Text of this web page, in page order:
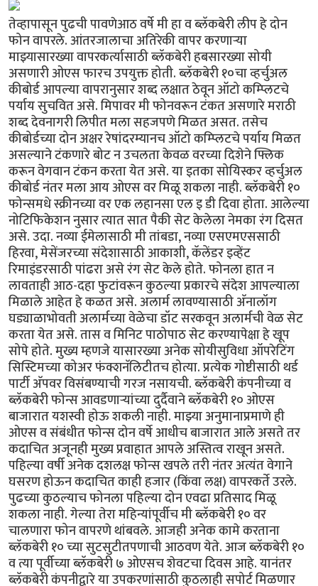
तेव्हापासून पुढची पावणेआठ वर्षे मी हा व ब्लॅकबेरी लीप हे दोन
फोन वापरले. आंतरजालाचा अतिरेकी वापर करणार्‍या
माझ्यासारख्या वापरकर्त्यासाठी ब्लॅकबेरी हबसारख्या सोयी
असणारी ओएस फारच उपयुक्त होती. ब्लॅकबेरी १०चा व्हर्चुअल
कीबोर्ड आपल्या वापरानुसार शब्द लक्षात ठेवून ऑटो कम्प्लिटचे
पर्याय सुचवित असे. मिपावर मी फोनवरून टंकत असणारे मराठी
शब्द देवनागरी लिपीत मला सहजपणे मिळत असत. तसेच
कीबोर्डच्या दोन अक्षर रेषांदरम्यानच ऑटो कम्प्लिटचे पर्याय मिळत
असल्याने टंकणारे बोट न उचलता केवळ वरच्या दिशेने फ्लिक
करून वेगवान टंकन करता येत असे. या इतका सोयिस्कर व्हर्चुअल
कीबोर्ड नंतर मला आय ओएस वर मिळू शकला नाही. ब्लॅकबेरी १०
फोन्समधे स्क्रीनच्या वर एक लहानसा एल इ डी दिवा होता. आलेल्या
नोटिफिकेशन नुसार त्यात सात पैकी सेट केलेला नेमका रंग दिसत
असे. उदा. नव्या ईमेलासाठी मी तांबडा, नव्या एसएमएससाठी
हिरवा, मेसेंजरच्या संदेशासाठी आकाशी, कॅलेंडर इव्हेंट
रिमाइंडरसाठी पांढरा असे रंग सेट केले होते. फोनला हात न
लावताही आठ-दहा फुटांवरून कुठल्या प्रकारचे संदेश आपल्याला
मिळाले आहेत हे कळत असे. अलार्म लावण्यासाठी अ‍ॅनालॉग
घड्याळाभोवती अलार्मच्या वेळेचा डॉट सरकवून अलार्मची वेळ सेट
करता येत असे. तास व मिनिट पाठोपाठ सेट करण्यापेक्षा हे खूप
सोपे होते. मुख्य म्हणजे यासारख्या अनेक सोयीसुविधा ऑपरेटिंग
सिस्टिमच्या कोअर फंक्शनॅलिटीतच होत्या. प्रत्येक गोष्टीसाठी थर्ड
पार्टी अ‍ॅपवर विसंबण्याची गरज नसायची. ब्लॅकबेरी कंपनीच्या व
ब्लॅकबेरी फोन्स आवडणार्‍यांच्या दुर्दैवाने ब्लॅकबेरी १० ओएस
बाजारात यशस्वी होऊ शकली नाही. माझ्या अनुमानाप्रमाणे ही
ओएस व संबंधीत फोन्स दोन वर्षे आधीच बाजारात आले असते तर
कदाचित अजूनही मुख्य प्रवाहात आपले अस्तित्व राखून असते.
पहिल्या वर्षी अनेक दशलक्ष फोन्स खपले तरी नंतर अत्यंत वेगाने
घसरण होऊन कदाचित काही हजार (किंवा लक्ष) वापरकर्ते उरले.
पुढच्या कुठल्याच फोनला पहिल्या दोन एवढा प्रतिसाद मिळू
शकला नाही. गेल्या तेरा महिन्यांपूर्वीच मी ब्लॅकबेरी १० वर
चालणारा फोन वापरणे थांबवले. आजही अनेक कामे करताना
ब्लॅकबेरी १० च्या सुटसुटीतपणाची आठवण येते. आज ब्लॅकबेरी १०
व त्या पूर्वीच्या ब्लॅकबेरी ७ ओएसच शेवटचा दिवस आहे. यानंतर
ब्लॅकबेरी कंपनीद्वारे या उपकरणांसाठी कुठलाही सपोर्ट मिळणार